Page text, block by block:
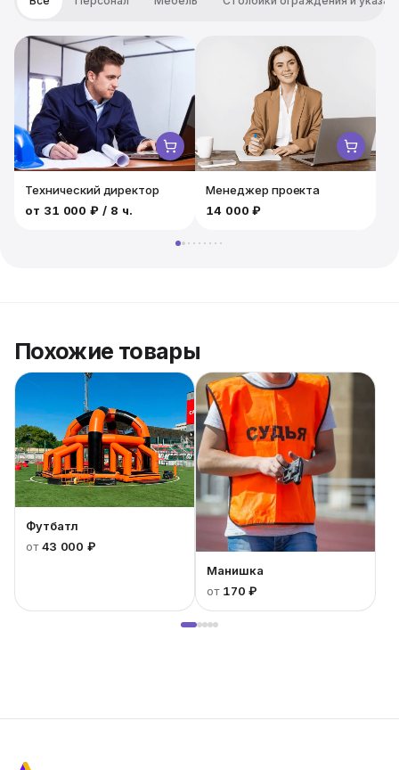
оригинальный способ организовать красочное
зрелище!
Технический директор
от 31 000 ₽ / 8 ч.
Менеджер проекта
14 000 ₽
Похожие товары
Футбатл
от43 000 ₽
Манишка
от 170 ₽